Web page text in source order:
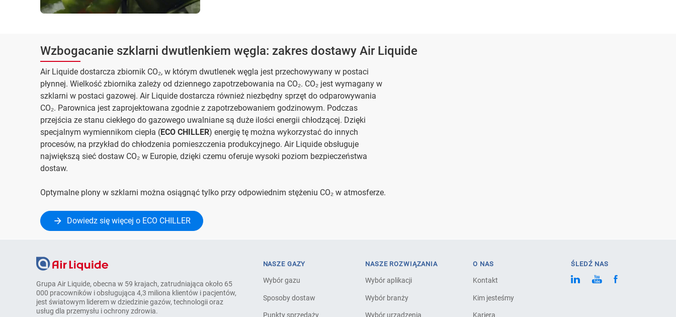
Wzbogacanie szklarni dwutlenkiem węgla: zakres dostawy Air Liquide
Air Liquide dostarcza zbiornik CO₂, w którym dwutlenek węgla jest przechowywany w postaci
płynnej. Wielkość zbiornika zależy od dziennego zapotrzebowania na CO₂. CO₂ jest wymagany w
szklarni w postaci gazowej. Air Liquide dostarcza również niezbędny sprzęt do odparowywania
CO₂. Parownica jest zaprojektowana zgodnie z zapotrzebowaniem godzinowym. Podczas
przejścia ze stanu ciekłego do gazowego uwalniane są duże ilości energii chłodzącej. Dzięki
specjalnym wymiennikom ciepła (ECO CHILLER) energię tę można wykorzystać do innych
procesów, na przykład do chłodzenia pomieszczenia produkcyjnego. Air Liquide obsługuje
największą sieć dostaw CO₂ w Europie, dzięki czemu oferuje wysoki poziom bezpieczeństwa
dostaw.
Optymalne plony w szklarni można osiągnąć tylko przy odpowiednim stężeniu CO₂ w atmosferze.
Dowiedz się więcej o ECO CHILLER
Grupa Air Liquide, obecna w 59 krajach, zatrudniająca około 65
000 pracowników i obsługująca 4,3 miliona klientów i pacjentów,
jest światowym liderem w dziedzinie gazów, technologii oraz
usług dla przemysłu i ochrony zdrowia.
NASZE GAZY
Wybór gazu
Sposoby dostaw
Punkty sprzedaży
NASZE ROZWIĄZANIA
Wybór aplikacji
Wybór branży
Wybór urządzenia
O NAS
Kontakt
Kim jesteśmy
Kariera
ŚLEDŹ NAS